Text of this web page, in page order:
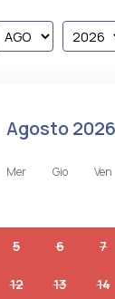
agosto 2026
mer gio ven
5 6 7
12 13 14